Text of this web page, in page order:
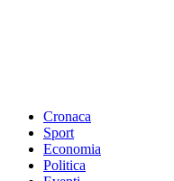
Cronaca
Sport
Economia
Politica